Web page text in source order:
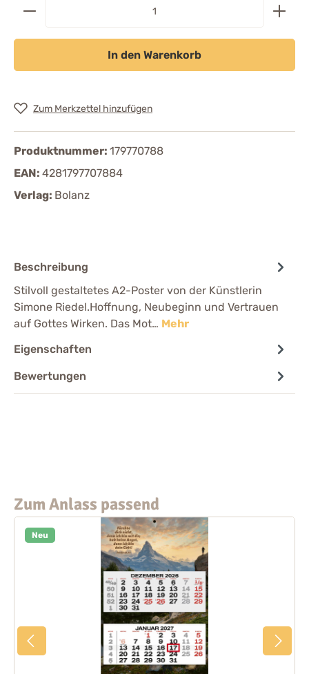
In den Warenkorb
Zum Merkzettel hinzufügen
Produktnummer: 179770788
EAN: 4281797707884
Verlag: Bolanz
Beschreibung
Stilvoll gestaltetes A2-Poster von der Künstlerin
Simone Riedel.Hoffnung, Neubeginn und Vertrauen
auf Gottes Wirken. Das Mot… Mehr
Eigenschaften
Bewertungen
Zum Anlass passend
Neu